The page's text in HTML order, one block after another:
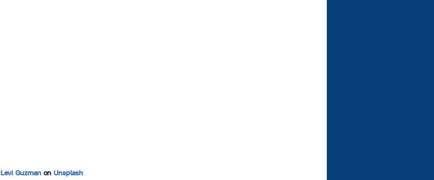
Levi Guzman on Unsplash